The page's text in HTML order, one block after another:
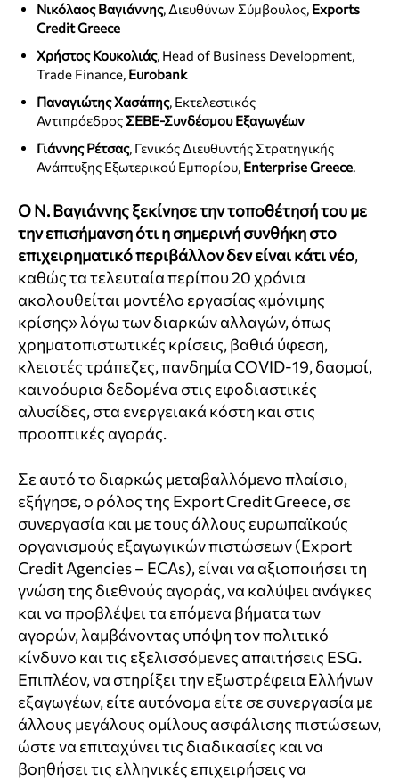
Nικόλαος Βαγιάννης, Διευθύνων Σύμβουλος, Exports
Credit Greece
Χρήστος Κουκολιάς, Head of Business Development,
Trade Finance, Eurobank
Παναγιώτης Χασάπης, Εκτελεστικός
ΑντιπρόεδροςΣΕΒΕ-Συνδέσμου Εξαγωγέων
Γιάννης Ρέτσας, Γενικός Διευθυντής Στρατηγικής
Ανάπτυξης Εξωτερικού Εμπορίου, Enterprise Greece.
Ο Ν. Βαγιάννης ξεκίνησε την τοποθέτησή του με
την επισήμανση ότι η σημερινή συνθήκη στο
επιχειρηματικό περιβάλλον δεν είναι κάτι νέο,
καθώς τα τελευταία περίπου 20 χρόνια
ακολουθείται μοντέλο εργασίας «μόνιμης
κρίσης» λόγω των διαρκών αλλαγών, όπως
χρηματοπιστωτικές κρίσεις, βαθιά ύφεση,
κλειστές τράπεζες, πανδημία COVID-19, δασμοί,
καινοόυρια δεδομένα στις εφοδιαστικές
αλυσίδες, στα ενεργειακά κόστη και στις
προοπτικές αγοράς.
Σε αυτό το διαρκώς μεταβαλλόμενο πλαίσιο,
εξήγησε, ο ρόλος της Export Credit Greece, σε
συνεργασία και με τους άλλους ευρωπαϊκούς
οργανισμούς εξαγωγικών πιστώσεων (Export
Credit Agencies – ECAs), είναι να αξιοποιήσει τη
γνώση της διεθνούς αγοράς, να καλύψει ανάγκες
και να προβλέψει τα επόμενα βήματα των
αγορών, λαμβάνοντας υπόψη τον πολιτικό
κίνδυνο και τις εξελισσόμενες απαιτήσεις ESG.
Επιπλέον, να στηρίξει την εξωστρέφεια Ελλήνων
εξαγωγέων, είτε αυτόνομα είτε σε συνεργασία με
άλλους μεγάλους ομίλους ασφάλισης πιστώσεων,
ώστε να επιταχύνει τις διαδικασίες και να
βοηθήσει τις ελληνικές επιχειρήσεις να